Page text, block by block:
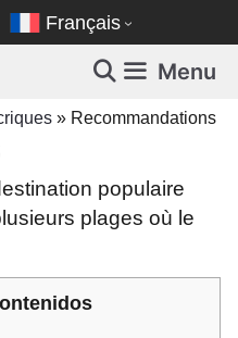
Français
Menu
» Recommandations
populaire
plages où le